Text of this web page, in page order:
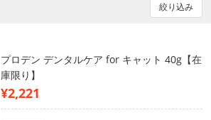
絞り込み
プロデン デンタルケア for キャット 40g【在
庫限り】
¥2,221